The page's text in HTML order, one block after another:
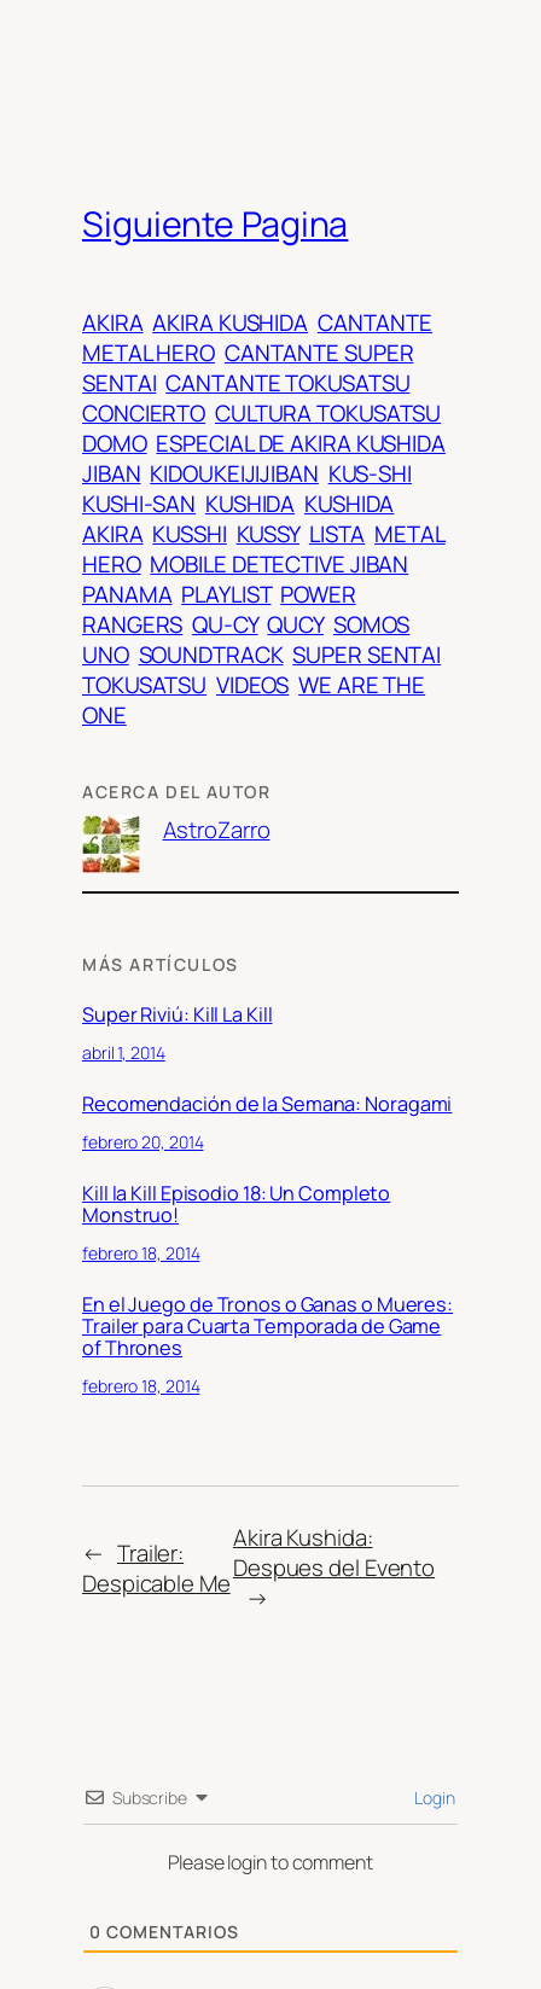
Siguiente Pagina
AKIRA AKIRA KUSHIDA CANTANTE
METAL HERO CANTANTE SUPER
SENTAI CANTANTE TOKUSATSU
CONCIERTO CULTURA TOKUSATSU
DOMO ESPECIAL DE AKIRA KUSHIDA
JIBAN KIDOUKEIJIJIBAN KUS-SHI
KUSHI-SAN KUSHIDA KUSHIDA
AKIRA KUSSHI KUSSY LISTA METAL
HERO MOBILE DETECTIVE JIBAN
PANAMA PLAYLIST POWER
RANGERS QU-CY QUCY SOMOS
UNO SOUNDTRACK SUPER SENTAI
TOKUSATSU VIDEOS WE ARE THE
ONE
ACERCA DEL AUTOR
AstroZarro
MÁS ARTÍCULOS
Super Riviú: Kill La Kill
abril 1, 2014
Recomendación de la Semana: Noragami
febrero 20, 2014
Kill la Kill Episodio 18: Un Completo
Monstruo!
febrero 18, 2014
En el Juego de Tronos o Ganas o Mueres:
Trailer para Cuarta Temporada de Game
of Thrones
febrero 18, 2014
← Trailer:
Despicable Me
Akira Kushida:
Despues del Evento
→
Subscribe Login
Please login to comment
0 COMENTARIOS